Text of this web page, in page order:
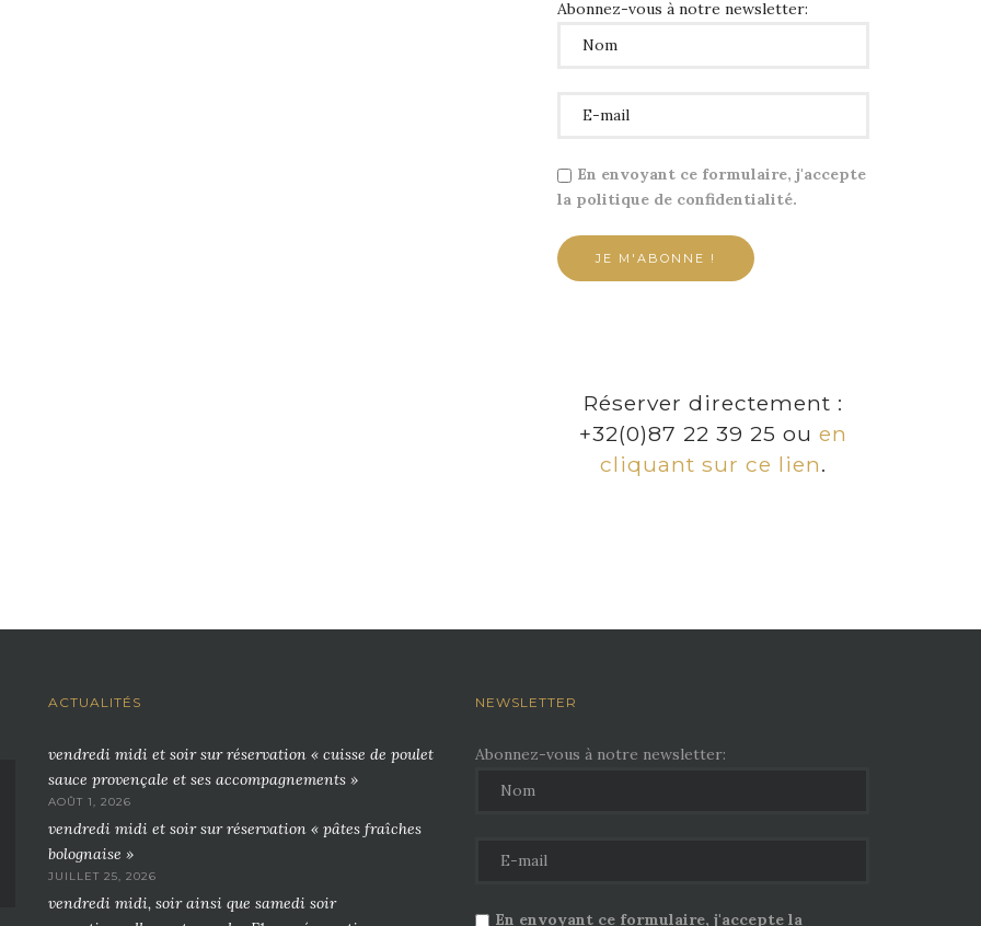
Abonnez-vous à notre newsletter:
En envoyant ce formulaire, j'accepte
la politique de confidentialité.
Réserver directement :
+32(0)87 22 39 25 ou en
cliquant sur ce lien.
ACTUALITÉS
vendredi midi et soir sur réservation « cuisse de poulet
sauce provençale et ses accompagnements »
AOÛT 1, 2026
vendredi midi et soir sur réservation « pâtes fraîches
bolognaise »
JUILLET 25, 2026
vendredi midi, soir ainsi que samedi soir
NEWSLETTER
Abonnez-vous à notre newsletter:
En envoyant ce formulaire, j'accepte la